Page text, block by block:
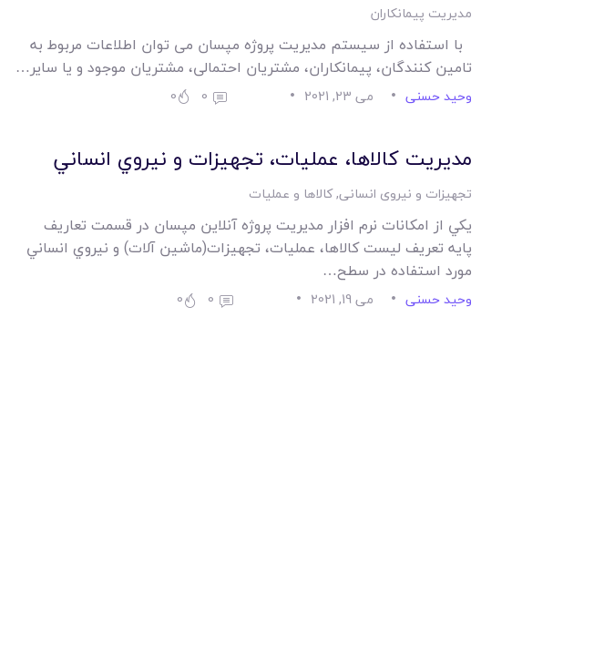
مدیریت پیمانکاران
با استفاده از سیستم مدیریت پروژه مپسان می توان اطلاعات مربوط به
تامین کنندگان، پیمانکاران، مشتریان احتمالی، مشتریان موجود و یا سایر…
وحید حسنی می 23, 2021 0
0
مديريت کالاها، عمليات، تجهيزات و نيروي انساني
تجهیزات و نیروی انسانی,کالاها و عملیات
يکي از امکانات نرم افزار مديريت پروژه آنلاين مپسان در قسمت تعاريف
پايه تعريف ليست کالاها، عمليات، تجهيزات(ماشين آلات) و نيروي انساني
مورد استفاده در سطح…
وحید حسنی می 19, 2021 0
0